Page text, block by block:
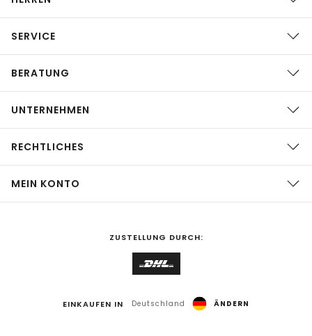
SERVICE
BERATUNG
UNTERNEHMEN
RECHTLICHES
MEIN KONTO
ZUSTELLUNG DURCH:
EINKAUFEN IN Deutschland ÄNDERN